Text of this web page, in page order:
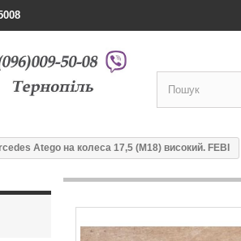
Atego на колеса 17,5 (M18) високий. FEBI